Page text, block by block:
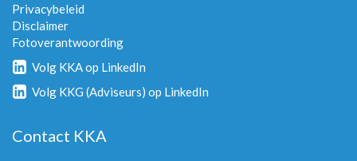
Privacybeleid
Disclaimer
Fotoverantwoording
Volg KKA op LinkedIn
Volg KKG (Adviseurs) op LinkedIn
Contact KKA